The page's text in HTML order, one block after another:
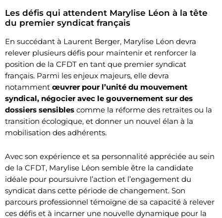
Les défis qui attendent Marylise Léon à la tête
du premier syndicat français
En succédant à Laurent Berger, Marylise Léon devra
relever plusieurs défis pour maintenir et renforcer la
position de la CFDT en tant que premier syndicat
français. Parmi les enjeux majeurs, elle devra
notamment œuvrer pour l’unité du mouvement
syndical, négocier avec le gouvernement sur des
dossiers sensibles comme la réforme des retraites ou la
transition écologique, et donner un nouvel élan à la
mobilisation des adhérents.
Avec son expérience et sa personnalité appréciée au sein
de la CFDT, Marylise Léon semble être la candidate
idéale pour poursuivre l’action et l’engagement du
syndicat dans cette période de changement. Son
parcours professionnel témoigne de sa capacité à relever
ces défis et à incarner une nouvelle dynamique pour la